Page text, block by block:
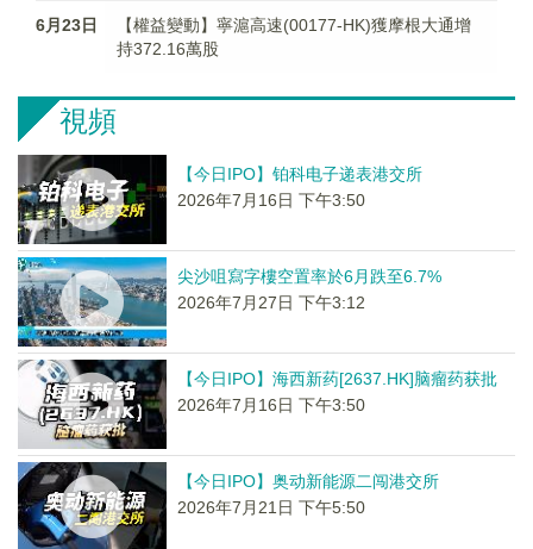
6月23日
【權益變動】寧滬高速(00177-HK)獲摩根大通增
持372.16萬股
視頻
【今日IPO】铂科电子递表港交所
2026年7月16日 下午3:50
尖沙咀寫字樓空置率於6月跌至6.7%
2026年7月27日 下午3:12
【今日IPO】海西新药[2637.HK]脑瘤药获批
2026年7月16日 下午3:50
【今日IPO】奥动新能源二闯港交所
2026年7月21日 下午5:50